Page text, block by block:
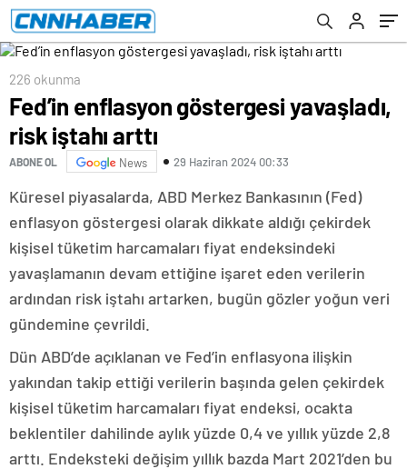
226 okunma
Fed’in enflasyon göstergesi yavaşladı,
risk iştahı arttı
ABONE OL News 29 Haziran 2024 00:33
Küresel piyasalarda, ABD Merkez Bankasının (Fed)
enflasyon göstergesi olarak dikkate aldığı çekirdek
kişisel tüketim harcamaları fiyat endeksindeki
yavaşlamanın devam ettiğine işaret eden verilerin
ardından risk iştahı artarken, bugün gözler yoğun veri
gündemine çevrildi.
Dün ABD’de açıklanan ve Fed’in enflasyona ilişkin
yakından takip ettiği verilerin başında gelen çekirdek
kişisel tüketim harcamaları fiyat endeksi, ocakta
beklentiler dahilinde aylık yüzde 0,4 ve yıllık yüzde 2,8
arttı. Endeksteki değişim yıllık bazda Mart 2021’den bu